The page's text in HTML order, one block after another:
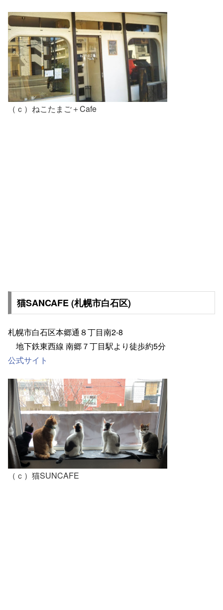
（ｃ）ねこたまご＋Cafe
猫SANCAFE (札幌市白石区)
札幌市白石区本郷通８丁目南2-8
地下鉄東西線 南郷７丁目駅より徒歩約5分
公式サイト
（ｃ）猫SUNCAFE